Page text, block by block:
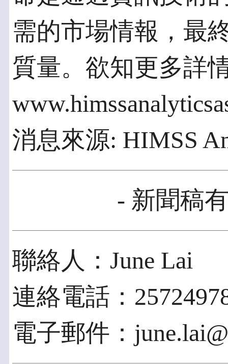
需的市場情報，最
質量。欲知更多詳
消息來源: HIMSS
- 新聞稿
聯絡人：June Lai
連絡電話：
電子郵件：